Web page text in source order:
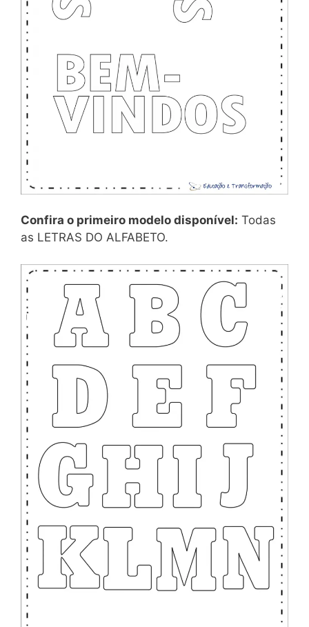
Confira o primeiro modelo disponível: Todas
as LETRAS DO ALFABETO.